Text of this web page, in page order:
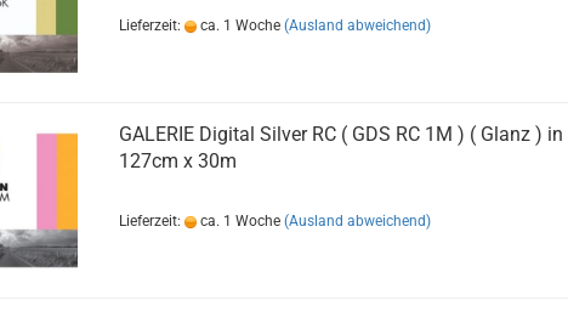
Lieferzeit: ca. 1 Woche (Ausland abweichend)
GALERIE Digital Silver RC ( GDS RC 1M ) ( Glanz ) in
127cm x 30m
Lieferzeit: ca. 1 Woche (Ausland abweichend)